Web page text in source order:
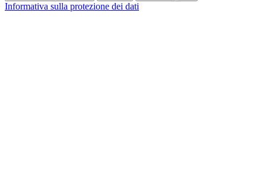
Informativa sulla protezione dei dati